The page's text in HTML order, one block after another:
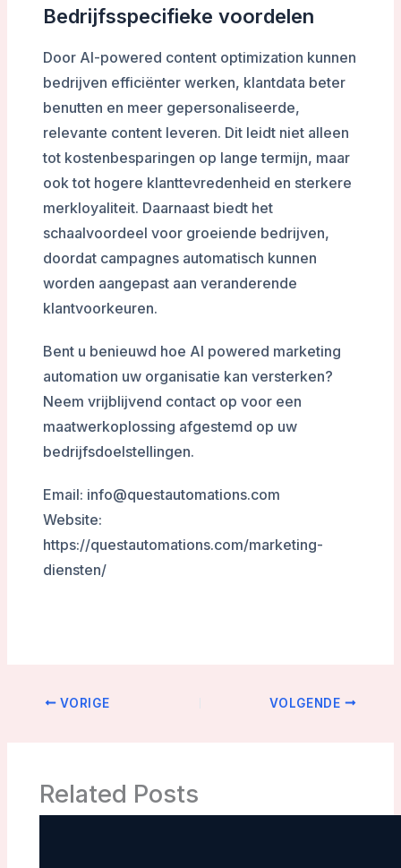
Bedrijfsspecifieke voordelen
Door AI-powered content optimization kunnen
bedrijven efficiënter werken, klantdata beter
benutten en meer gepersonaliseerde,
relevante content leveren. Dit leidt niet alleen
tot kostenbesparingen op lange termijn, maar
ook tot hogere klanttevredenheid en sterkere
merkloyaliteit. Daarnaast biedt het
schaalvoordeel voor groeiende bedrijven,
doordat campagnes automatisch kunnen
worden aangepast aan veranderende
klantvoorkeuren.
Bent u benieuwd hoe AI powered marketing
automation uw organisatie kan versterken?
Neem vrijblijvend contact op voor een
maatwerkoplossing afgestemd op uw
bedrijfsdoelstellingen.
Email: info@questautomations.com
Website:
https://questautomations.com/marketing-
diensten/
VORIGE VOLGENDE
Related Posts